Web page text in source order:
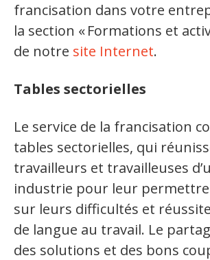
Aéronautique
Métallurgie
Automobile
Terminologie
Ressources terminologiques
Capsules linguistiques
Jeux et outils terminolinguistiques
francisation dans votre
la section « Formations et
de notre site Internet.
Tables sectorielles
Le service de la francisation
tables sectorielles, qui
travailleurs et travailleuses
industrie pour leur permettre
sur leurs difficultés et
de langue au travail. Le
des solutions et des bons